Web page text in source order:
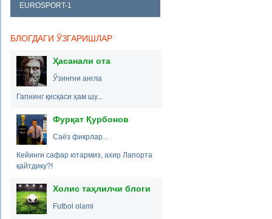
EUROSPORT-1
БЛОГДАГИ ЎЗГАРИШЛАР
Ҳасанали ота
Ўзингни англа
Гапнинг қисқаси ҳам шу...
Фурқат Қурбонов
Саёз фикрлар...
Кейинги сафар ютармиз, ахир Лапорта
қайтдику?!
Холис таҳлилчи блоги
Futbol olami